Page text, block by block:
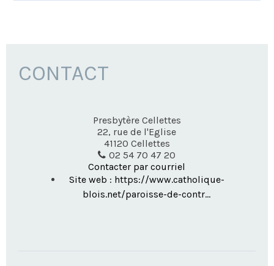
CONTACT
Presbytère Cellettes
22, rue de l'Eglise
41120 Cellettes
02 54 70 47 20
Contacter par courriel
Site web : https://www.catholique-
blois.net/paroisse-de-contr...